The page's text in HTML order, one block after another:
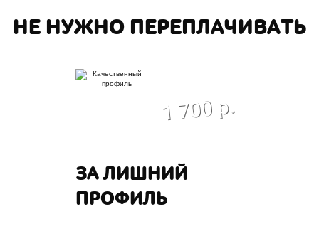
НЕ НУЖНО ПЕРЕПЛАЧИВАТЬ
1 700 р.
ЗА ЛИШНИЙ
ПРОФИЛЬ